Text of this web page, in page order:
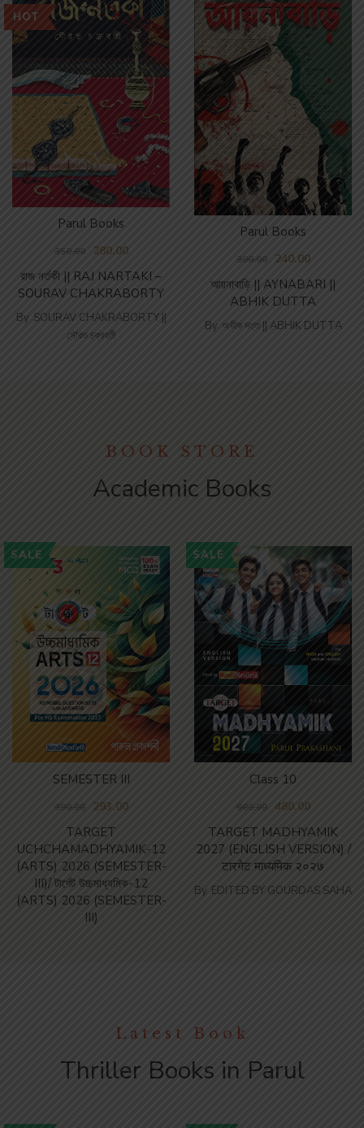
HOT
রাজ নর্তকী || RAJ NARTAKI –
SOURAV CHAKRABORTY
Parul Books
350.00 280.00
By SOURAV CHAKRABORTY ||
সৌরভ চক্রবর্তী
আয়নাবাড়ি || AYNABARI ||
ABHIK DUTTA
Parul Books
300.00 240.00
By অভীক দত্ত || ABHIK DUTTA
BOOK STORE
Academic Books
SALE
TARGET
UCHCHAMADHYAMIK-12
(ARTS) 2026 (SEMESTER-
III)/ টার্গেট উচ্চমাধ্যমিক-12
(ARTS) 2026 (SEMESTER-
III)
SEMESTER III
390.00 293.00
SALE
TARGET MADHYAMIK
2027 (ENGLISH VERSION) /
टारगेट माध्यमिक २०२७
Class 10
600.00 480.00
By EDITED BY GOURDAS SAHA
Latest Book
Thriller Books in Parul